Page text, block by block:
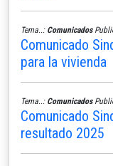
Tema..: Comunicados
Comunicado
para la vivienda
Tema..: Comunicados
Comunicado
resultado 2025